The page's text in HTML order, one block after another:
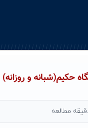
حکیم(شبانه و روزانه)